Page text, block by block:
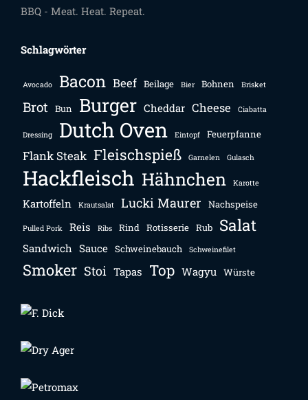
BBQ - Meat. Heat. Repeat.
Schlagwörter
Avocado Bacon Beef Beilage Bier Bohnen Brisket
Brot Bun Burger Cheddar Cheese Ciabatta
Dressing Dutch Oven Eintopf Feuerpfanne
Flank Steak Fleischspieß Garnelen Gulasch
Hackfleisch Hähnchen Karotte
Kartoffeln Krautsalat Lucki Maurer Nachspeise
Pulled Pork Reis Ribs Rind Rotisserie Rub Salat
Sandwich Sauce Schweinebauch Schweinefilet
Smoker Stoi Tapas Top Wagyu Würste